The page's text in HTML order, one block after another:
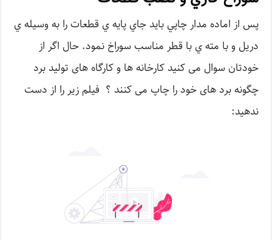
پس از اماده مدار چاپي بايد جاي پايه ي قطعات را به وسيله ي
دريل و با مته ي با قطر مناسب سوراخ نمود. حال اگر از
خودتان سوال می کنید کارخانه ها و کارگاه های تولید برد
چگونه برد های خود را چاپ می کنند ؟ فیلم زیر را از دست
ندهید: